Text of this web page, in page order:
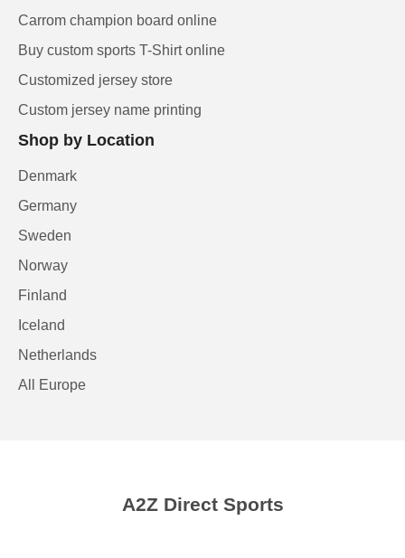
Carrom champion board online
Buy custom sports T-Shirt online
Customized jersey store
Custom jersey name printing
Shop by Location
Denmark
Germany
Sweden
Norway
Finland
Iceland
Netherlands
All Europe
A2Z Direct Sports